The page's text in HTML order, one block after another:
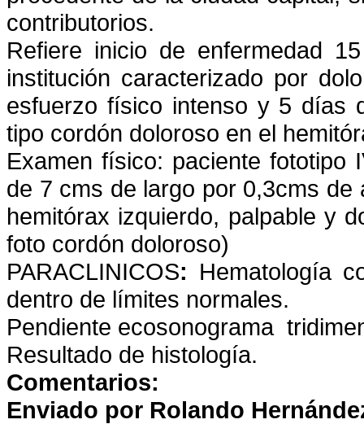
contributorios.
Refiere inicio de enfermedad
institución caracterizado por
esfuerzo físico intenso y 5 días
tipo cordón doloroso en el
Examen físico: paciente fototipo
de 7 cms de largo por 0,3cms
hemitórax izquierdo, palpable y
foto cordón doloroso)
PARACLINICOS: Hematología
dentro de límites normales.
Pendiente ecosonograma
Resultado de histología.
Comentarios:
Enviado por Rolando